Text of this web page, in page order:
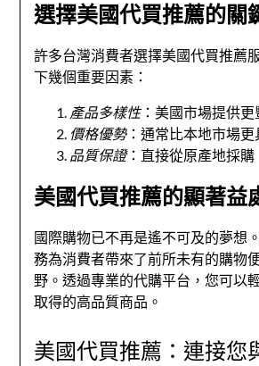
選擇美國代買推薦的關
許多台灣消費者選擇美國代買推薦
下幾個重要因素：
產品多樣性：美國市場提供更
價格優勢：通常比本地市場更
品質保證：直接從原產地採購
美國代買推薦的顯著益
國際購物已不再是遙不可及的夢想
務為消費者帶來了前所未有的購物
野。透過專業的代購平台，您可以
取得的高品質商品。
美國代買推薦：連接您